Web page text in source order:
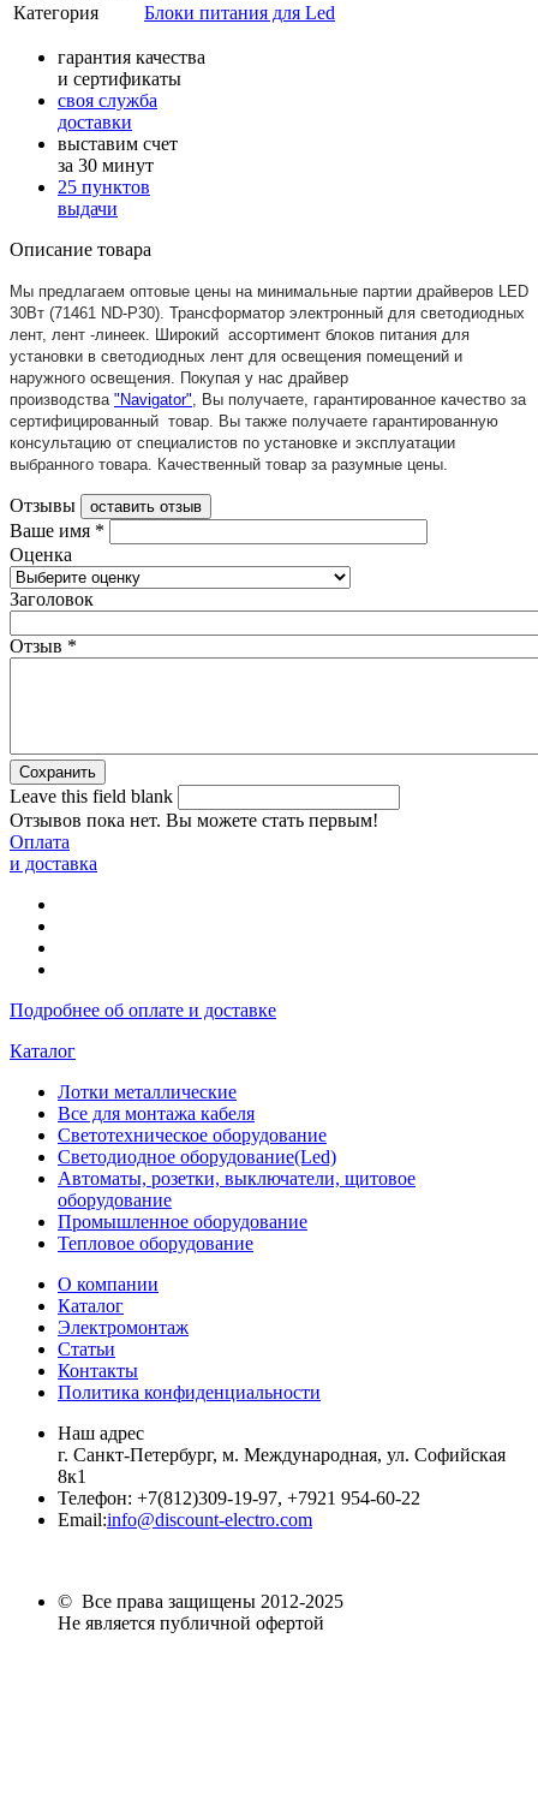
Категория
Блоки питания для Led
гарантия качества
и сертификаты
своя служба
доставки
выставим счет
за 30 минут
25 пунктов
выдачи
Описание товара
Мы предлагаем оптовые цены на минимальные партии драйверов LED
30Вт (71461 ND-P30). Трансформатор электронный для светодиодных
лент, лент -линеек. Широкий ассортимент блоков питания для
установки в светодиодных лент для освещения помещений и
наружного освещения. Покупая у нас драйвер
производства "Navigator" , Вы получаете, гарантированное качество за
сертифицированный товар. Вы также получаете гарантированную
консультацию от специалистов по установке и эксплуатации
выбранного товара. Качественный товар за разумные цены.
Отзывы оставить отзыв
Ваше имя *
Оценка
Заголовок
Отзыв *
Leave this field blank
Отзывов пока нет. Вы можете стать первым!
Оплата
и доставка
Подробнее об оплате и доставке
Каталог
Лотки металлические
Все для монтажа кабеля
Светотехническое оборудование
Светодиодное оборудование(Led)
Автоматы, розетки, выключатели, щитовое
оборудование
Промышленное оборудование
Тепловое оборудование
О компании
Каталог
Электромонтаж
Статьи
Контакты
Политика конфиденциальности
Наш адрес
г. Санкт-Петербург, м. Международная, ул. Софийская
8к1
Телефон: +7(812)309-19-97, +7921 954-60-22
Email:info@discount-electro.com
© Все права защищены 2012-2025
Не является публичной офертой